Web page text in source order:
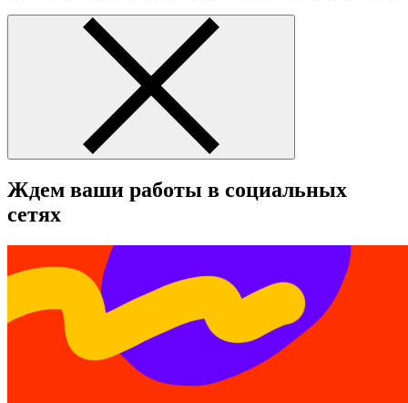
Ждем ваши работы в социальных
сетях